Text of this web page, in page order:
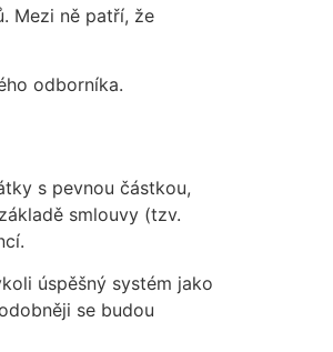
Mezi ně patří, že
odborníka.
s pevnou částkou,
smlouvy (tzv.
úspěšný systém jako
se budou